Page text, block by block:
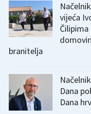
vijeća
branitelja
Dana
Dana